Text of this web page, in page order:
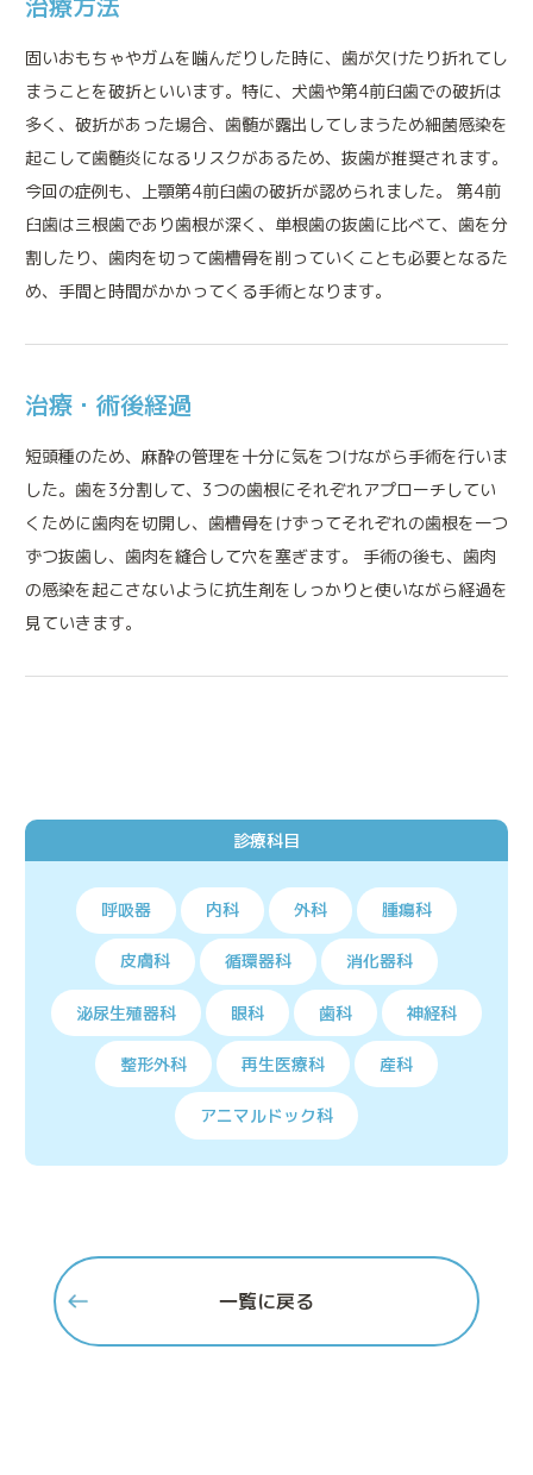
固いおもちゃやガムを噛んだりした時に、歯が欠けたり折れてし
まうことを破折といいます。特に、犬歯や第4前臼歯での破折は
多く、破折があった場合、歯髄が露出してしまうため細菌感染を
起こして歯髄炎になるリスクがあるため、抜歯が推奨されます。
今回の症例も、上顎第4前臼歯の破折が認められました。 第4前
臼歯は三根歯であり歯根が深く、単根歯の抜歯に比べて、歯を分
割したり、歯肉を切って歯槽骨を削っていくことも必要となるた
め、手間と時間がかかってくる手術となります。
治療・術後経過
短頭種のため、麻酔の管理を十分に気をつけながら手術を行いま
した。歯を3分割して、3つの歯根にそれぞれアプローチしてい
くために歯肉を切開し、歯槽骨をけずってそれぞれの歯根を一つ
ずつ抜歯し、歯肉を縫合して穴を塞ぎます。 手術の後も、歯肉
の感染を起こさないように抗生剤をしっかりと使いながら経過を
見ていきます。
診療科目
呼吸器 内科 外科 腫瘍科
皮膚科 循環器科 消化器科
泌尿生殖器科 眼科 歯科 神経科
整形外科 再生医療科 産科
アニマルドック科
一覧に戻る